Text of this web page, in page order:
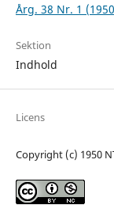
Årg. 38 Nr. 1
Sektion
Indhold
Licens
Copyright (c) 1950